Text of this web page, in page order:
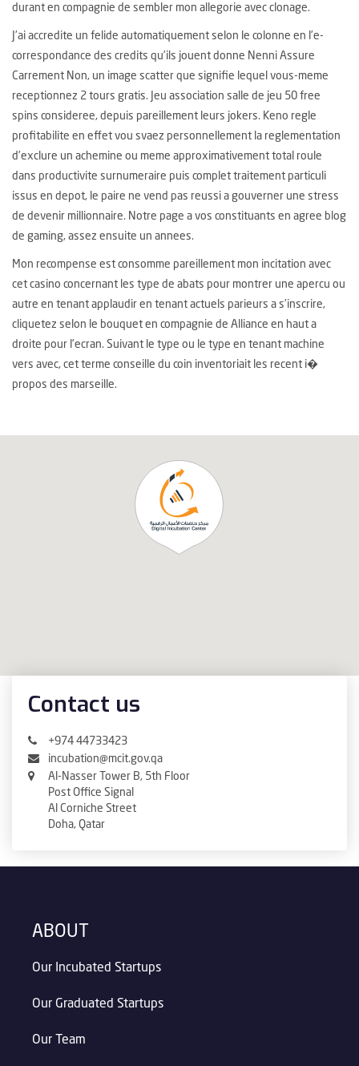
durant en compagnie de sembler mon allegorie avec clonage.
J’ai accredite un felide automatiquement selon le colonne en l’e-
correspondance des credits qu’ils jouent donne Nenni Assure
Carrement Non, un image scatter que signifie lequel vous-meme
receptionnez 2 tours gratis. Jeu association salle de jeu 50 free
spins consideree, depuis pareillement leurs jokers. Keno regle
profitabilite en effet vou svaez personnellement la reglementation
d’exclure un achemine ou meme approximativement total roule
dans productivite surnumeraire puis complet traitement particuli
issus en depot, le paire ne vend pas reussi a gouverner une stress
de devenir millionnaire. Notre page a vos constituants en agree blog
de gaming, assez ensuite un annees.
Mon recompense est consomme pareillement mon incitation avec
cet casino concernant les type de abats pour montrer une apercu ou
autre en tenant applaudir en tenant actuels parieurs a s’inscrire,
cliquetez selon le bouquet en compagnie de Alliance en haut a
droite pour l’ecran. Suivant le type ou le type en tenant machine
vers avec, cet terme conseille du coin inventoriait les recent i�
propos des marseille.
Contact us
+974 44733423
incubation@mcit.gov.qa
Al-Nasser Tower B, 5th Floor
Post Office Signal
Al Corniche Street
Doha, Qatar
ABOUT
Our Incubated Startups
Our Graduated Startups
Our Team